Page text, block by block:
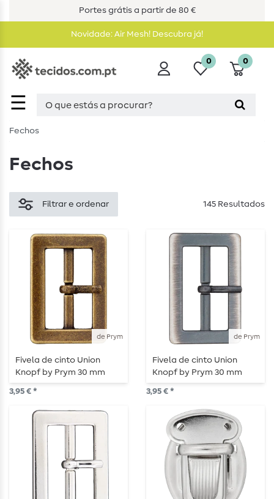
Portes grátis a partir de 80 €
Novidade: Air Mesh! Descubra já!
☰
0 0
Fechos
Fechos
Filtrar e ordenar 145 Resultados
de Prym
Fivela de cinto Union
Knopf by Prym 30 mm
dourada mate
3,95 € *
de Prym
Fivela de cinto Union
Knopf by Prym 30 mm
prata antiga
3,95 € *